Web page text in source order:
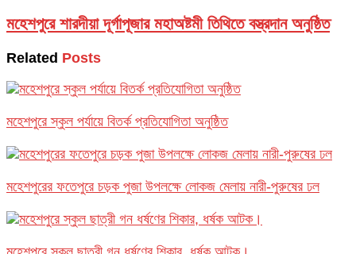
মহেশপুরে শারদীয়া দূর্গাপূজার মহাঅষ্টমী তিথিতে বস্ত্রদান অনুষ্ঠিত
Related Posts
মহেশপুরে স্কুল পর্যায়ে বিতর্ক প্রতিযোগিতা অনুষ্ঠিত
মহেশপুরের ফতেপুরে চড়ক পুজা উপলক্ষে লোকজ মেলায় নারী-পুরুষের ঢল